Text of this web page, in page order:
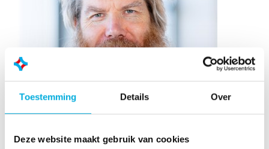
Toestemming Details Over
Deze website maakt gebruik van cookies